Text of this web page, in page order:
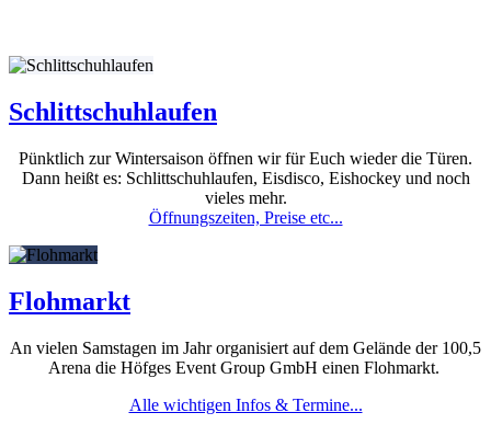
Schlittschuhlaufen
Pünktlich zur Wintersaison öffnen wir für Euch wieder die Türen.
Dann heißt es: Schlittschuhlaufen, Eisdisco, Eishockey und noch
vieles mehr.
Öffnungszeiten, Preise etc...
Flohmarkt
An vielen Samstagen im Jahr organisiert auf dem Gelände der 100,5
Arena die Höfges Event Group GmbH einen Flohmarkt.
Alle wichtigen Infos & Termine...